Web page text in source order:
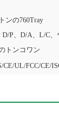
ンの760Tray
トンコワン
CE/UL/FCC/CE/